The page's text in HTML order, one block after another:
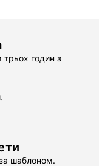
годин з
за шаблоном.